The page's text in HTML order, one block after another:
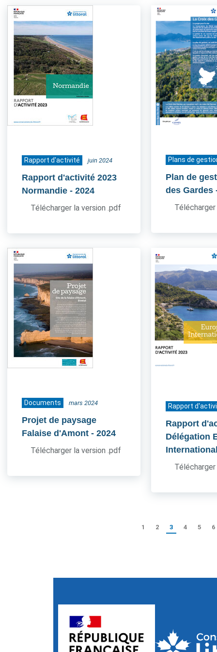
Rapport d'activité juin 2024
Rapport d'activité 2023
Normandie - 2024
Télécharger la version .pdf
Plans de
Plan de
des Gardes
Documents mars 2024
Projet de paysage
Falaise d'Amont - 2024
Télécharger la version .pdf
Rapport
Rapport
Délégation
1 2 3 4 5 6